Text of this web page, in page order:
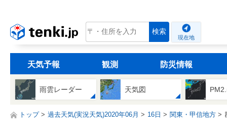
tenki.jp 検索
現在地
天気予報 観測 防災情報
雨雲レーダー 天気図
トップ 過去天気(実況天気)2020年06月 16日 関東・甲信地方